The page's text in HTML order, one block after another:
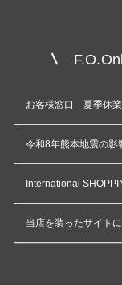
お客様窓口 夏季休
令和8年熊本地震の影
International
当店を装ったサイト